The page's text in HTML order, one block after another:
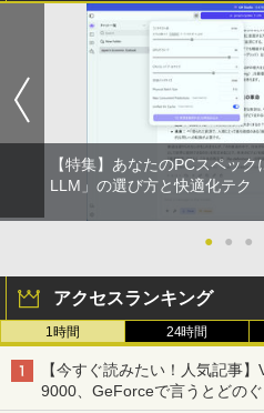
【特集】あなたのPCスペッ
LLM」の選び方と快適化テク
● ● ●
アクセスランキング
1時間 24時間
【今すぐ読みたい！人気記事
9000、GeForceで言うとどの